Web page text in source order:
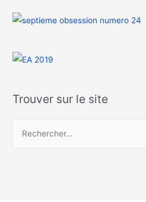
Trouver sur le site